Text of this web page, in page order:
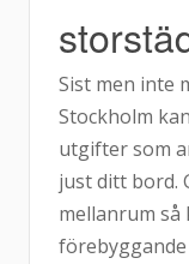
Sist men inte
Stockholm
utgifter som
just ditt bord.
mellanrum så